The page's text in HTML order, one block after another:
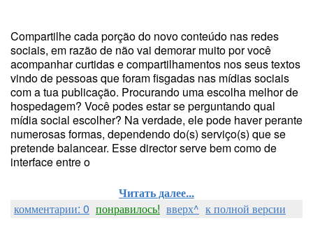
Compartilhe cada porção do novo conteúdo nas redes
sociais, em razão de não vai demorar muito por você
acompanhar curtidas e compartilhamentos nos seus textos
vindo de pessoas que foram fisgadas nas mídias sociais
com a tua publicação. Procurando uma escolha melhor de
hospedagem? Você podes estar se perguntando qual
mídia social escolher? Na verdade, ele pode haver perante
numerosas formas, dependendo do(s) serviço(s) que se
pretende balancear. Esse director serve bem como de
interface entre o
Читать далее...
комментарии: 0 понравилось! вверх^ к полной версии